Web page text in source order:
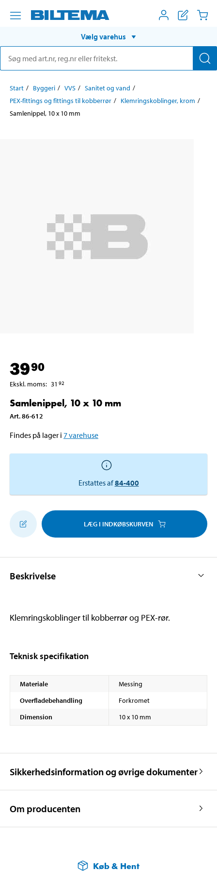
Vælg varehus
Start Byggeri VVS
Sanitet og vand
PEX-fittings og fittings til kobberrør
Klemringskoblinger, krom
Samlenippel, 10 x 10 mm
3990
Ekskl. moms: 31 92
Samlenippel, 10 x 10 mm
Art.86-612
Findes på lager i 7varehuse
Erstattes af84-400
LÆG I INDKØBSKURVEN
Beskrivelse
Klemringskoblinger til kobberrør og PEX-rør.
Teknisk specifikation
Materiale
Messing
Overfladebehandling
Forkromet
Dimension
10 x 10 mm
Sikkerhedsinformation og øvrige dokumenter
Om producenten
Køb & Hent